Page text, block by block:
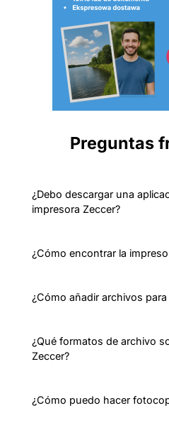
Preguntas
¿Debo descargar una
impresora Zeccer?
¿Cómo encontrar la
¿Cómo añadir archivos
¿Qué formatos de archivo
Zeccer?
¿Cómo puedo hacer